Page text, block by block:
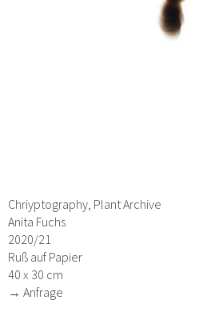
Chriyptography, Plant Archive
Anita Fuchs
2020/21
Ruß auf Papier
40 x 30 cm
→ Anfrage